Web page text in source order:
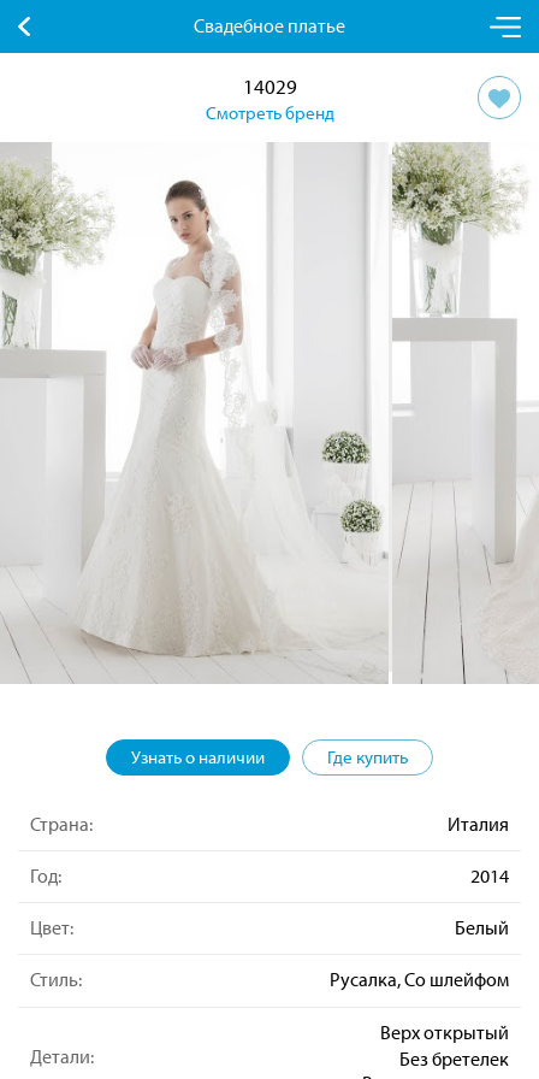
Свадебное платье
14029
Смотреть бренд
Узнать о наличии Где купить
Страна: Италия
Год: 2014
Цвет: Белый
Стиль: Русалка, Со шлейфом
Детали:
Верх открытый
Без бретелек